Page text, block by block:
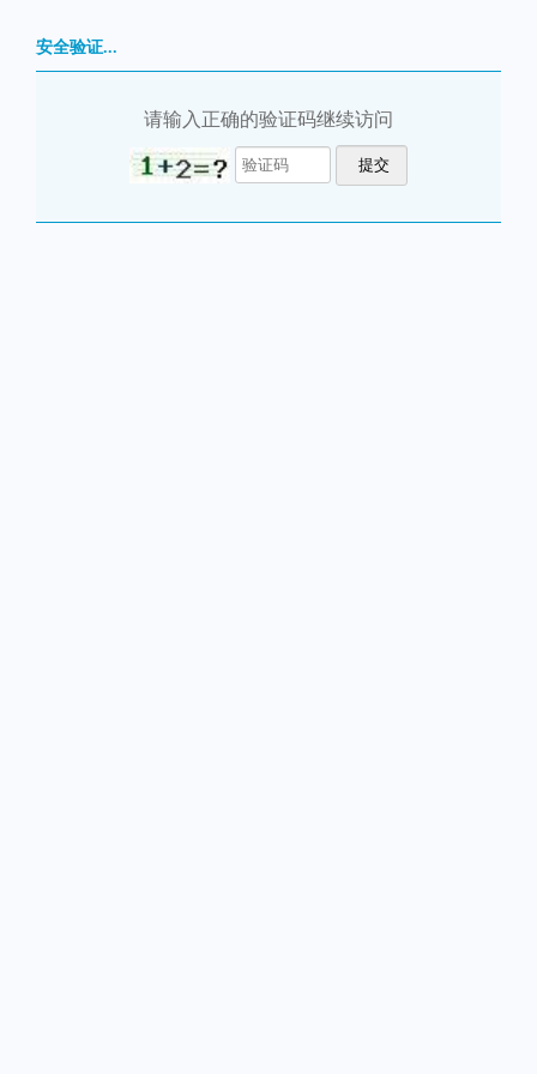
安全验证...
请输入正确的验证码继续访问